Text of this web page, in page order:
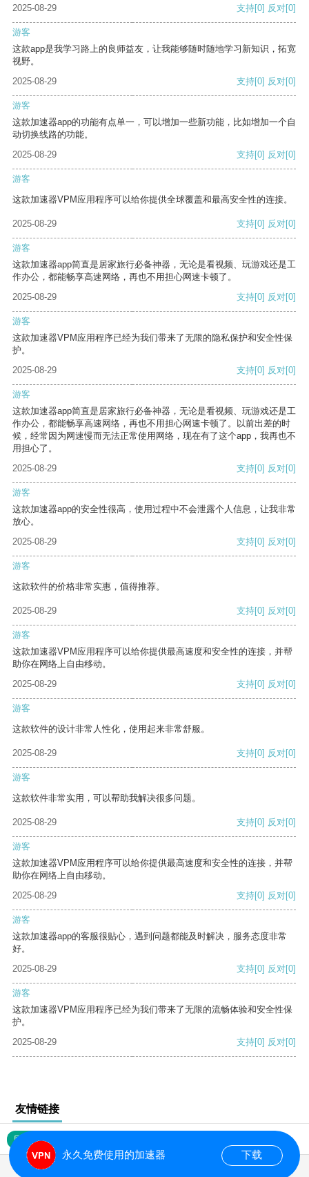
2025-08-29 支持[0] 反对[0]
游客
这款app是我学习路上的良师益友，让我能够随时随地学习新知识，拓宽
视野。
2025-08-29
支持[0] 反对[0]
游客
这款加速器app的功能有点单一，可以增加一些新功能，比如增加一个自
动切换线路的功能。
2025-08-29
支持[0] 反对[0]
游客
这款加速器VPM应用程序可以给你提供全球覆盖和最高安全性的连接。
2025-08-29 支持[0] 反对[0]
游客
这款加速器app简直是居家旅行必备神器，无论是看视频、玩游戏还是工
作办公，都能畅享高速网络，再也不用担心网速卡顿了。
2025-08-29
支持[0] 反对[0]
游客
这款加速器VPM应用程序已经为我们带来了无限的隐私保护和安全性保
护。
2025-08-29
支持[0] 反对[0]
游客
这款加速器app简直是居家旅行必备神器，无论是看视频、玩游戏还是工
作办公，都能畅享高速网络，再也不用担心网速卡顿了。以前出差的时
候，经常因为网速慢而无法正常使用网络，现在有了这个app，我再也不
用担心了。
2025-08-29
支持[0] 反对[0]
游客
这款加速器app的安全性很高，使用过程中不会泄露个人信息，让我非常
放心。
2025-08-29
支持[0] 反对[0]
游客
这款软件的价格非常实惠，值得推荐。
2025-08-29 支持[0] 反对[0]
游客
这款加速器VPM应用程序可以给你提供最高速度和安全性的连接，并帮
助你在网络上自由移动。
2025-08-29
支持[0] 反对[0]
游客
这款软件的设计非常人性化，使用起来非常舒服。
2025-08-29 支持[0] 反对[0]
游客
这款软件非常实用，可以帮助我解决很多问题。
2025-08-29 支持[0] 反对[0]
游客
这款加速器VPM应用程序可以给你提供最高速度和安全性的连接，并帮
助你在网络上自由移动。
2025-08-29
支持[0] 反对[0]
游客
这款加速器app的客服很贴心，遇到问题都能及时解决，服务态度非常
好。
2025-08-29
支持[0] 反对[0]
游客
这款加速器VPM应用程序已经为我们带来了无限的流畅体验和安全性保
护。
2025-08-29
支持[0] 反对[0]
友情链接
网站地图
永久免费使用的加速器 下载